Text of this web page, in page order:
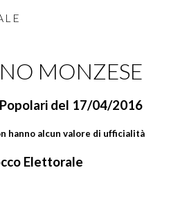
MONZESE
del 17/04/2016
hanno alcun valore di ufficialità
Elettorale